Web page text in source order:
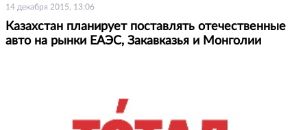
14 декабря 2015, 13:06
Казахстан планирует поставлять отечественные
авто на рынки ЕАЭС, Закавказья и Монголии